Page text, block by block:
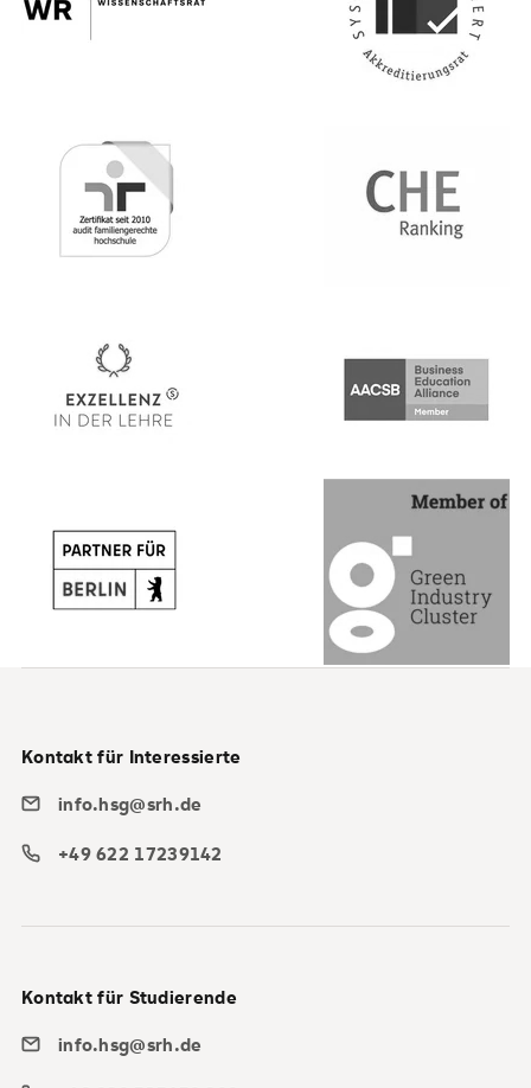
Kontakt für Interessierte
info.hsg@srh.de
+49 622 17239142
Kontakt für Studierende
info.hsg@srh.de